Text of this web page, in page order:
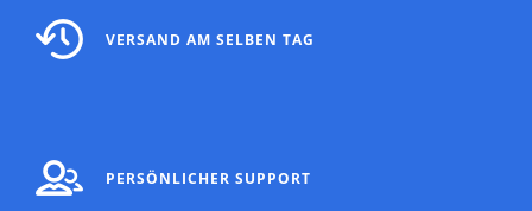
VERSAND AM SELBEN TAG
PERSÖNLICHER SUPPORT